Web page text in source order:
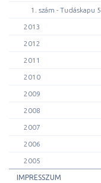
1. szám - Tudáskapu 5.
2013
2012
2011
2010
2009
2008
2007
2006
2005
IMPRESSZUM